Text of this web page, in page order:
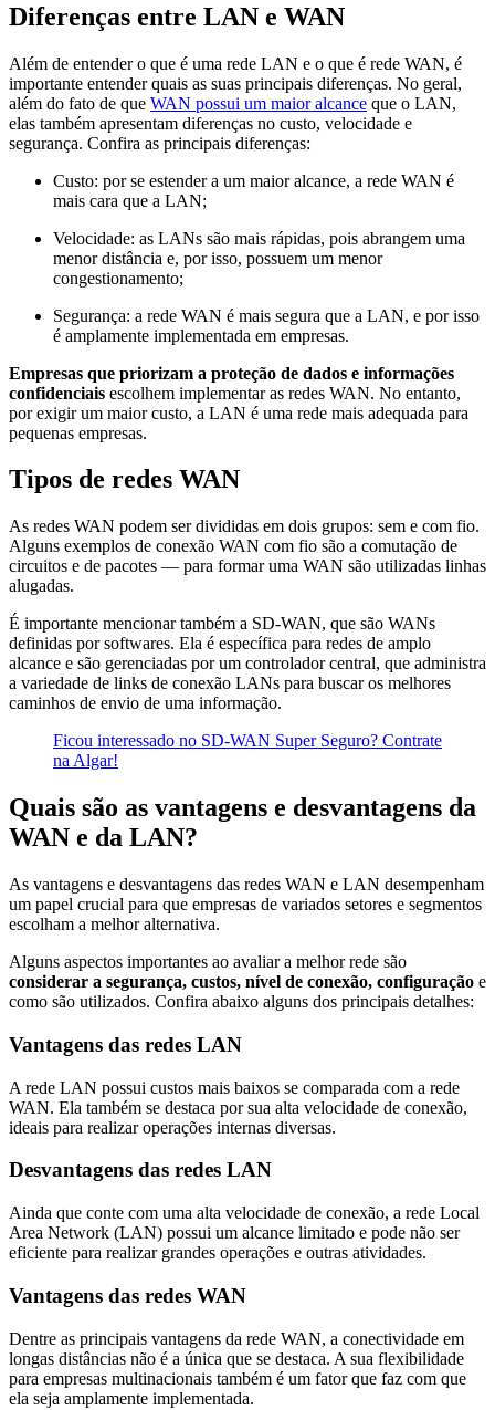
Diferenças entre LAN e WAN
Além de entender o que é uma rede LAN e o que é rede WAN, é
importante entender quais as suas principais diferenças. No geral,
além do fato de que WAN possui um maior alcance que o LAN,
elas também apresentam diferenças no custo, velocidade e
segurança. Confira as principais diferenças:
Custo: por se estender a um maior alcance, a rede WAN é
mais cara que a LAN;
Velocidade: as LANs são mais rápidas, pois abrangem uma
menor distância e, por isso, possuem um menor
congestionamento;
Segurança: a rede WAN é mais segura que a LAN, e por isso
é amplamente implementada em empresas.
Empresas que priorizam a proteção de dados e informações
confidenciais escolhem implementar as redes WAN. No entanto,
por exigir um maior custo, a LAN é uma rede mais adequada para
pequenas empresas.
Tipos de redes WAN
As redes WAN podem ser divididas em dois grupos: sem e com fio.
Alguns exemplos de conexão WAN com fio são a comutação de
circuitos e de pacotes — para formar uma WAN são utilizadas linhas
alugadas.
É importante mencionar também a SD-WAN, que são WANs
definidas por softwares. Ela é específica para redes de amplo
alcance e são gerenciadas por um controlador central, que administra
a variedade de links de conexão LANs para buscar os melhores
caminhos de envio de uma informação.
Ficou interessado no SD-WAN Super Seguro? Contrate
na Algar!
Quais são as vantagens e desvantagens da
WAN e da LAN?
As vantagens e desvantagens das redes WAN e LAN desempenham
um papel crucial para que empresas de variados setores e segmentos
escolham a melhor alternativa.
Alguns aspectos importantes ao avaliar a melhor rede são
considerar a segurança, custos, nível de conexão, configuração e
como são utilizados. Confira abaixo alguns dos principais detalhes:
Vantagens das redes LAN
A rede LAN possui custos mais baixos se comparada com a rede
WAN. Ela também se destaca por sua alta velocidade de conexão,
ideais para realizar operações internas diversas.
Desvantagens das redes LAN
Ainda que conte com uma alta velocidade de conexão, a rede Local
Area Network (LAN) possui um alcance limitado e pode não ser
eficiente para realizar grandes operações e outras atividades.
Vantagens das redes WAN
Dentre as principais vantagens da rede WAN, a conectividade em
longas distâncias não é a única que se destaca. A sua flexibilidade
para empresas multinacionais também é um fator que faz com que
ela seja amplamente implementada.